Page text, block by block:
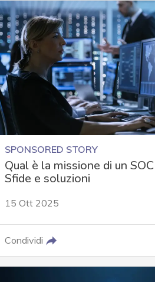
SPONSORED STORY
Qual è la missione di un
Sfide e soluzioni
15 Ott 2025
Condividi